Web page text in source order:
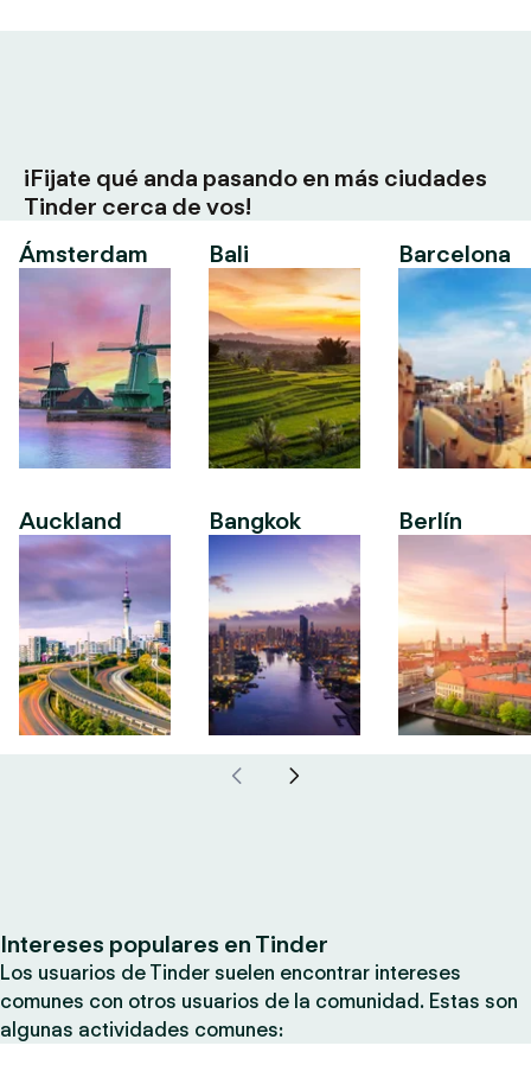
¡Fijate qué anda pasando en más ciudades
Tinder cerca de vos!
Ámsterdam
Auckland
Bali
Bangkok
Barcelona
Berlín
Intereses populares en Tinder
Los usuarios de Tinder suelen encontrar intereses
comunes con otros usuarios de la comunidad. Estas son
algunas actividades comunes: